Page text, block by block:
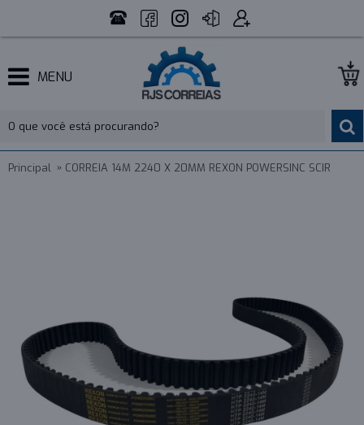
MENU
Principal CORREIA 14M 2240 X 20MM REXON POWERSINC SCIR